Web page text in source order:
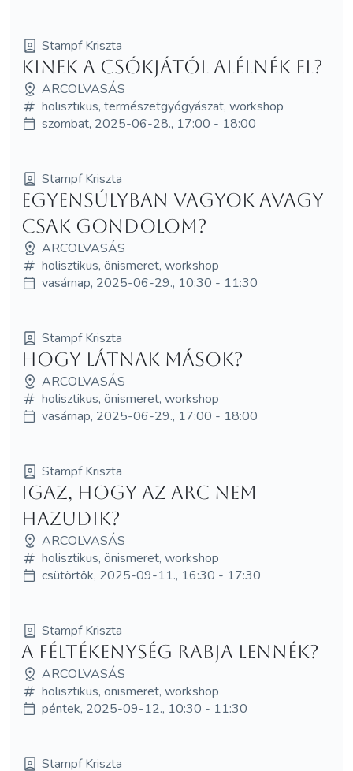
Stampf Kriszta
Kinek a csókjától alélnék el?
ARCOLVASÁS
holisztikus, természetgyógyászat, workshop
szombat, 2025-06-28., 17:00 - 18:00
Stampf Kriszta
Egyensúlyban vagyok avagy
csak gondolom?
ARCOLVASÁS
holisztikus, önismeret, workshop
vasárnap, 2025-06-29., 10:30 - 11:30
Stampf Kriszta
Hogy látnak mások?
ARCOLVASÁS
holisztikus, önismeret, workshop
vasárnap, 2025-06-29., 17:00 - 18:00
Stampf Kriszta
Igaz, hogy az arc nem
hazudik?
ARCOLVASÁS
holisztikus, önismeret, workshop
csütörtök, 2025-09-11., 16:30 - 17:30
Stampf Kriszta
A féltékenység rabja lennék?
ARCOLVASÁS
holisztikus, önismeret, workshop
péntek, 2025-09-12., 10:30 - 11:30
Stampf Kriszta